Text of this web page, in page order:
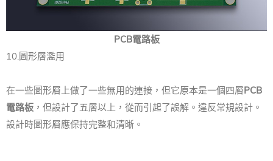
PCB電路板
10.圖形層濫用
在一些圖形層上做了一些無用的連接，但它原本是一個四層PCB
電路板 ，但設計了五層以上，從而引起了誤解。違反常規設計。
設計時圖形層應保持完整和清晰。